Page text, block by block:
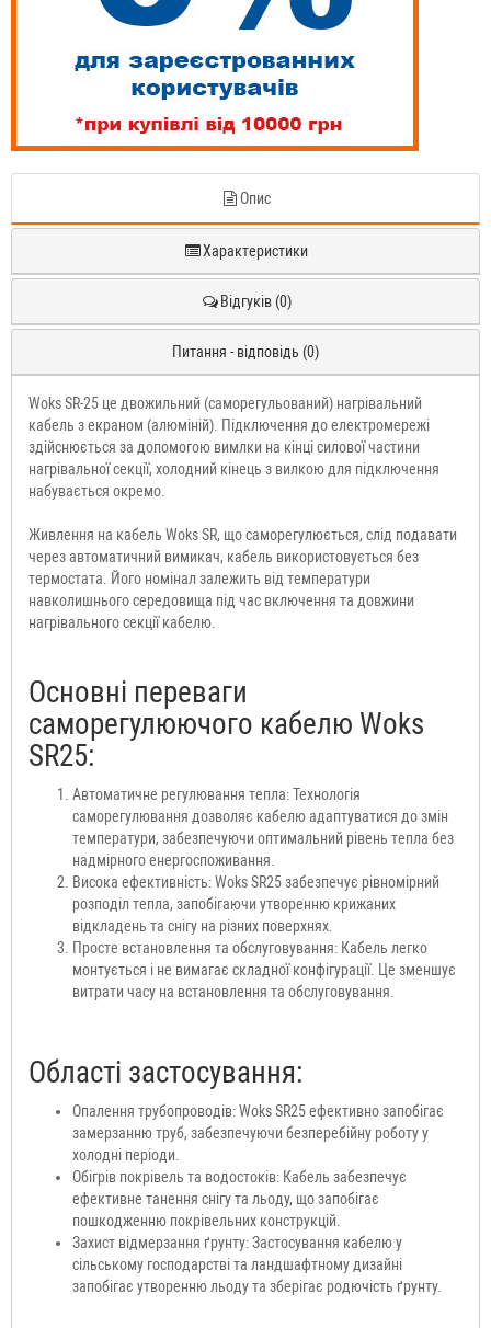
Опис
Характеристики
Відгуків (0)
Питання - відповідь (0)
Woks SR-25 це двожильний (саморегульований) нагрівальний
кабель з екраном (алюміній). Підключення до електромережі
здійснюється за допомогою вимлки на кінці силової частини
нагрівальної секції, холодний кінець з вилкою для підключення
набувається окремо.
Живлення на кабель Woks SR, що саморегулюється, слід подавати
через автоматичний вимикач, кабель використовується без
термостата. Його номінал залежить від температури
навколишнього середовища під час включення та довжини
нагрівального секції кабелю.
Основні переваги
саморегулюючого кабелю Woks
SR25:
Автоматичне регулювання тепла: Технологія
саморегулювання дозволяє кабелю адаптуватися до змін
температури, забезпечуючи оптимальний рівень тепла без
надмірного енергоспоживання.
Висока ефективність: Woks SR25 забезпечує рівномірний
розподіл тепла, запобігаючи утворенню крижаних
відкладень та снігу на різних поверхнях.
Просте встановлення та обслуговування: Кабель легко
монтується і не вимагає складної конфігурації. Це зменшує
витрати часу на встановлення та обслуговування.
Області застосування:
Опалення трубопроводів: Woks SR25 ефективно запобігає
замерзанню труб, забезпечуючи безперебійну роботу у
холодні періоди.
Обігрів покрівель та водостоків: Кабель забезпечує
ефективне танення снігу та льоду, що запобігає
пошкодженню покрівельних конструкцій.
Захист відмерзання ґрунту: Застосування кабелю у
сільському господарстві та ландшафтному дизайні
запобігає утворенню льоду та зберігає родючість ґрунту.